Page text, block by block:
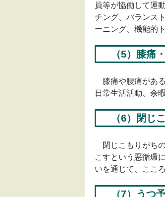
員等が協働して運
チング、バランス
ーニング、機能的
（5）膝痛
膝痛や腰痛がある
日常生活活動、余
（6）閉じ
閉じこもりがち
こすという悪循環
いを通じて、ここ
（7）うつ